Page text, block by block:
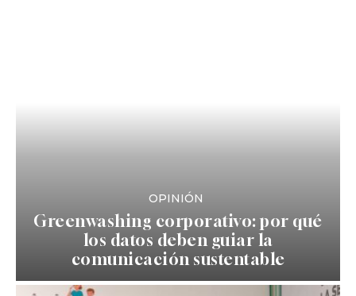
OPINIÓN
Greenwashing corporativo: por qué
los datos deben guiar la
comunicación sustentable